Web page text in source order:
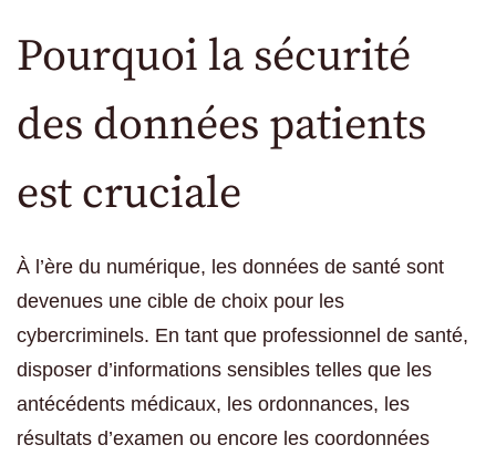
Pourquoi la sécurité
des données patients
est cruciale
À l’ère du numérique, les données de santé sont
devenues une cible de choix pour les
cybercriminels. En tant que professionnel de santé,
disposer d’informations sensibles telles que les
antécédents médicaux, les ordonnances, les
résultats d’examen ou encore les coordonnées